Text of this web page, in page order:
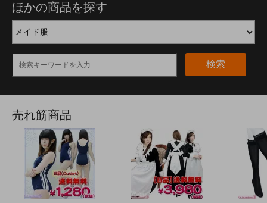
ほかの商品を探す
検索
売れ筋商品